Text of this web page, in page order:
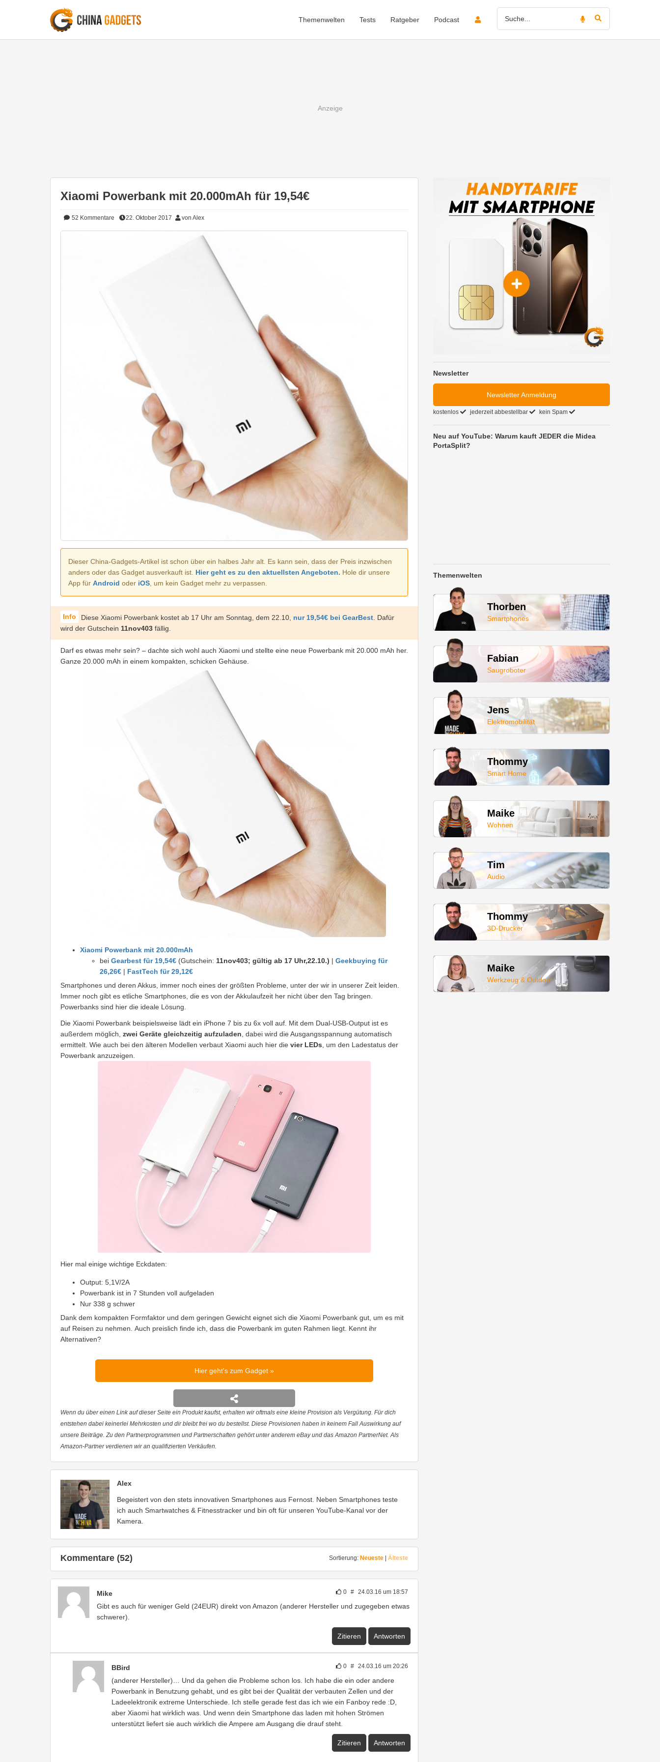
Themenwelten Tests Ratgeber Podcast
Xiaomi Powerbank mit 20.000mAh für 19,54€
52 Kommentare 22. Oktober 2017 von Alex
Dieser China-Gadgets-Artikel ist schon über ein halbes Jahr alt. Es kann sein, dass der Preis inzwischen
anders oder das Gadget ausverkauft ist. Hier geht es zu den aktuellsten Angeboten. Hole dir unsere
App für Android oder iOS, um kein Gadget mehr zu verpassen.
Diese Xiaomi Powerbank kostet ab 17 Uhr am Sonntag, dem 22.10, nur 19,54€ bei GearBest. Dafür
wird der Gutschein 11nov403 fällig.
Darf es etwas mehr sein? – dachte sich wohl auch Xiaomi und stellte eine neue Powerbank mit 20.000 mAh her.
Ganze 20.000 mAh in einem kompakten, schicken Gehäuse.
Xiaomi Powerbank mit 20.000mAh
bei Gearbest für 19,54€ (Gutschein: 11nov403; gültig ab 17 Uhr,22.10.) | Geekbuying für
26,26€ | FastTech für 29,12€
Smartphones und deren Akkus, immer noch eines der größten Probleme, unter der wir in unserer Zeit leiden.
Immer noch gibt es etliche Smartphones, die es von der Akkulaufzeit her nicht über den Tag bringen.
Powerbanks sind hier die ideale Lösung.
Die Xiaomi Powerbank beispielsweise lädt ein iPhone 7 bis zu 6x voll auf. Mit dem Dual-USB-Output ist es
außerdem möglich, zwei Geräte gleichzeitig aufzuladen, dabei wird die Ausgangsspannung automatisch
ermittelt. Wie auch bei den älteren Modellen verbaut Xiaomi auch hier die vier LEDs, um den Ladestatus der
Powerbank anzuzeigen.
Hier mal einige wichtige Eckdaten:
Output: 5,1V/2A
Powerbank ist in 7 Stunden voll aufgeladen
Nur 338 g schwer
Dank dem kompakten Formfaktor und dem geringen Gewicht eignet sich die Xiaomi Powerbank gut, um es mit
auf Reisen zu nehmen. Auch preislich finde ich, dass die Powerbank im guten Rahmen liegt. Kennt ihr
Alternativen?
Hier geht's zum Gadget
Wenn du über einen Link auf dieser Seite ein Produkt kaufst, erhalten wir oftmals eine kleine Provision als Vergütung. Für dich
entstehen dabei keinerlei Mehrkosten und dir bleibt frei wo du bestellst. Diese Provisionen haben in keinem Fall Auswirkung auf
unsere Beiträge. Zu den Partnerprogrammen und Partnerschaften gehört unter anderem eBay und das Amazon PartnerNet. Als
Amazon-Partner verdienen wir an qualifizierten Verkäufen.
Alex
Begeistert von den stets innovativen Smartphones aus Fernost. Neben Smartphones teste
ich auch Smartwatches & Fitnesstracker und bin oft für unseren YouTube-Kanal vor der
Kamera.
Sortierung: Neueste Älteste
Kommentare (52)
0 # 24.03.16 um 18:57
Mike
Gibt es auch für weniger Geld (24EUR) direkt von Amazon (anderer Hersteller und zugegeben etwas
schwerer).
Zitieren Antworten
0 # 24.03.16 um 20:26
BBird
(anderer Hersteller)… Und da gehen die Probleme schon los. Ich habe die ein oder andere
Powerbank in Benutzung gehabt, und es gibt bei der Qualität der verbauten Zellen und der
Ladeelektronik extreme Unterschiede. Ich stelle gerade fest das ich wie ein Fanboy rede :D,
aber Xiaomi hat wirklich was. Und wenn dein Smartphone das laden mit hohen Strömen
unterstützt liefert sie auch wirklich die Ampere am Ausgang die drauf steht.
Zitieren Antworten
Newsletter
Newsletter Anmeldung
kostenlos jederzeit abbestellbar kein Spam
Neu auf YouTube: Warum kauft JEDER die Midea
PortaSplit?
Themenwelten
Thorben
Smartphones
Fabian
Saugroboter
Jens
Elektromobilität
Thommy
Smart Home
Maike
Wohnen
Tim
Audio
Thommy
3D-Drucker
Maike
Werkzeug & Outdoor